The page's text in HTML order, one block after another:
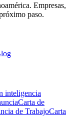
Empresas,
paso.
inteligencia
Carta de
de TrabajoCarta